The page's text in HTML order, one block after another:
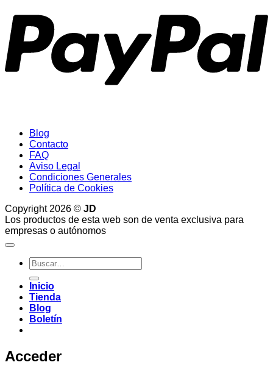
Blog
Contacto
FAQ
Aviso Legal
Condiciones Generales
Política de Cookies
Copyright 2026 © JD
Los productos de esta web son de venta exclusiva para
empresas o autónomos
Buscar
por:
Inicio
Tienda
Blog
Boletín
Acceder